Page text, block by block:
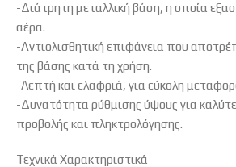
-Διάτρητη μεταλλική βάση, η οποία
αέρα.
-Αντιολισθητική επιφάνεια που
της βάσης κατά τη χρήση.
-Λεπτή και ελαφριά, για εύκολη
-Δυνατότητα ρύθμισης ύψους για
προβολής και πληκτρολόγησης.
Τεχνικά Χαρακτηριστικά